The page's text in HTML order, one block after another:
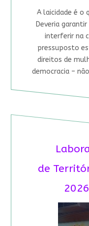
A laicidade é o
Deveria
interferir na
pressuposto
direitos de
democracia –
de